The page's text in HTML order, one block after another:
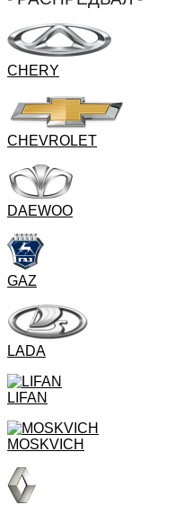
CHERY
CHEVROLET
DAEWOO
GAZ
LADA
LIFAN
MOSKVICH